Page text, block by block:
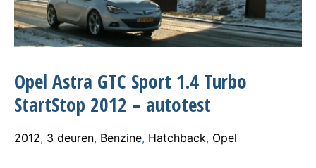
Opel Astra GTC Sport 1.4 Turbo
StartStop 2012 – autotest
2012, 3 deuren, Benzine, Hatchback, Opel